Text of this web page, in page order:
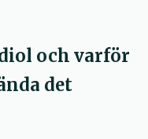
och varför
det